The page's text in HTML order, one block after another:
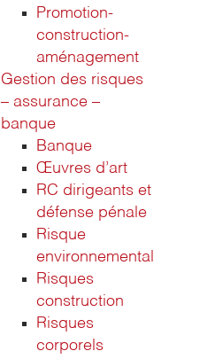
Promotion-
construction-
aménagement
Gestion des risques
– assurance –
banque
Banque
Œuvres d’art
RC dirigeants et
défense pénale
Risque
environnemental
Risques
construction
Risques
corporels